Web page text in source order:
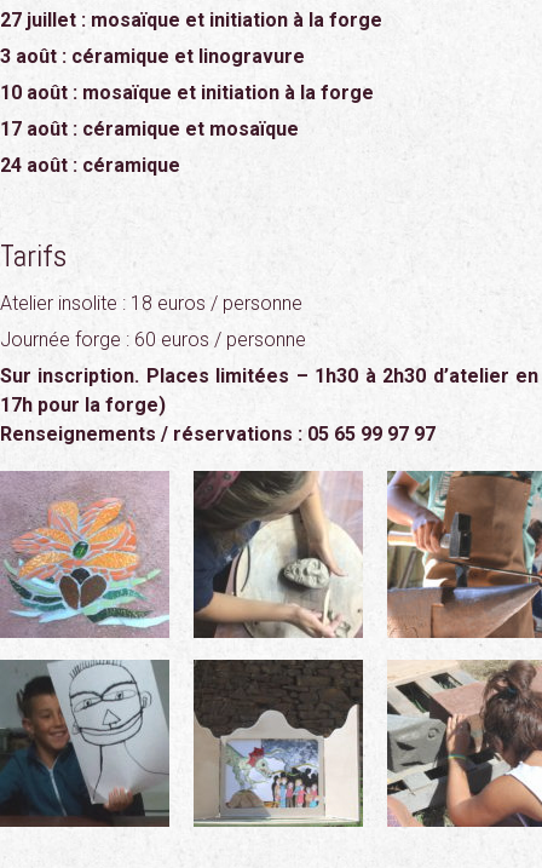
27 juillet : mosaïque et initiation à la forge
3 août : céramique et linogravure
10 août : mosaïque et initiation à la forge
17 août : céramique et mosaïque
24 août : céramique
Tarifs
Atelier insolite : 18 euros / personne
Journée forge : 60 euros / personne
Sur inscription. Places limitées – 1h30 à 2h30 d’atelier
17h pour la forge)
Renseignements / réservations : 05 65 99 97 97